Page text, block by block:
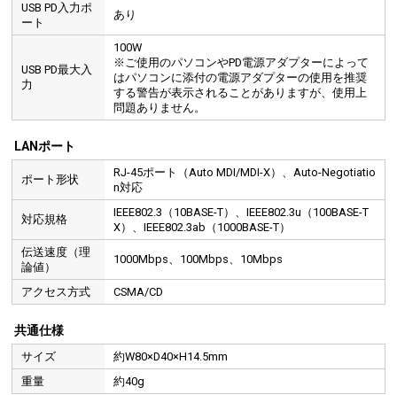
USB PD入力ポ
ート
あり
USB PD最大入
力
100W
※ご使用のパソコンやPD電源アダプターによって
はパソコンに添付の電源アダプターの使用を推奨
する警告が表示されることがありますが、使用上
問題ありません。
LANポート
ポート形状
RJ-45ポート（Auto MDI/MDI-X）、Auto-Negotiatio
n対応
対応規格
IEEE802.3（10BASE-T）、IEEE802.3u（100BASE-T
X）、IEEE802.3ab（1000BASE-T）
伝送速度（理
論値）
1000Mbps、100Mbps、10Mbps
アクセス方式 CSMA/CD
共通仕様
サイズ
約W80×D40×H14.5mm
重量
約40g